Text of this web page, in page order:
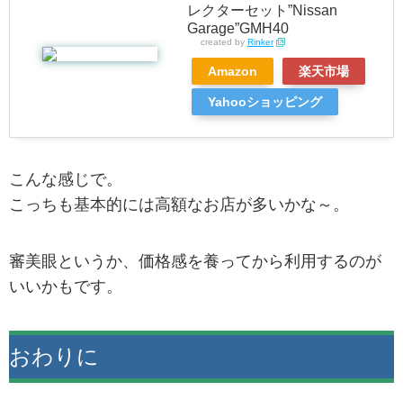
レクターセット”Nissan
Garage”GMH40
created by Rinker
Amazon 楽天市場
Yahooショッピング
こんな感じで。
こっちも基本的には高額なお店が多いかな～。
審美眼というか、価格感を養ってから利用するのが
いいかもです。
おわりに